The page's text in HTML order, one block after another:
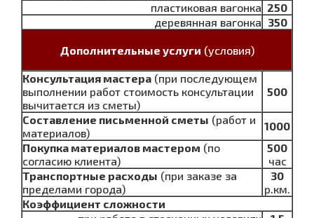
пластиковая вагонка 250
деревянная вагонка 350
Дополнительные услуги (условия)
Консультация мастера (при последующем
выполнении работ стоимость консультации
вычитается из сметы)
500
Составление письменной сметы (работ и
материалов)
1000
Покупка материалов мастером (по
согласию клиента)
500
час
Транспортные расходы (при заказе за
пределами города)
30
р.км.
Коэффициент сложности